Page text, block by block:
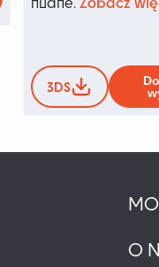
produkt
wariantów.
Opcje
można
stronie
3DS
O